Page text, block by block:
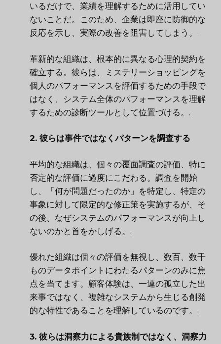
いるだけで、業績を理解するために活用してい
ないことだ。このため、企業は即座に防御的な
反応を示し、実際の改善を阻害してしまう。.
革新的な組織は、根本的に異なる心理的契約を
確立する。彼らは、ミステリーショッピングを
個人のパフォーマンスを評価するための手段で
はなく、システム全体のパフォーマンスを理解
するための診断ツールとして位置づける。.
2. 彼らは事件ではなくパターンを調査する
平均的な組織は、個々の覆面調査の評価、特に
否定的な評価に過度にこだわる。調査を開始
し、「何が問題だったのか」を特定し、特定の
事象に対して限定的な修正策を実施するが、そ
の後、なぜシステムのパフォーマンスが向上し
ないのかと首をかしげる。.
優れた組織は個々の評価を無視し、数百、数千
ものデータポイントにわたるパターンのみに焦
点を当てます。顧客体験は、一連の孤立した出
来事ではなく、複雑なシステムから生じる創発
的な特性であることを理解しているのです。.
3. 彼らは洞察力による貴族制ではなく、洞察力